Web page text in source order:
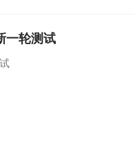
一轮测试